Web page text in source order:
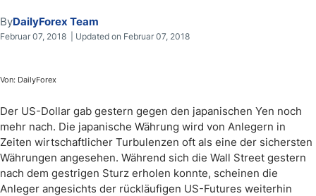
ByDailyForex Team
Februar 07, 2018 | Updated on Februar 07, 2018
Von: DailyForex
Der US-Dollar gab gestern gegen den japanischen Yen noch
mehr nach. Die japanische Währung wird von Anlegern in
Zeiten wirtschaftlicher Turbulenzen oft als eine der sichersten
Währungen angesehen. Während sich die Wall Street gestern
nach dem gestrigen Sturz erholen konnte, scheinen die
Anleger angesichts der rückläufigen US-Futures weiterhin